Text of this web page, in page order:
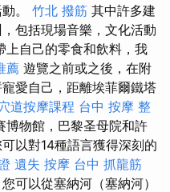
。 竹北 撥筋 其中許多建
包括現場音樂，文化活動
上自己的零食和飲料，我
薦 遊覽之前或之後，在附
愛自己，距離埃菲爾鐵塔
道按摩課程 台中 按摩 整
博物館，巴黎圣母院和許
以對14種語言獲得深刻的
遺失 按摩 台中 抓龍筋
可以從塞納河（塞納河）